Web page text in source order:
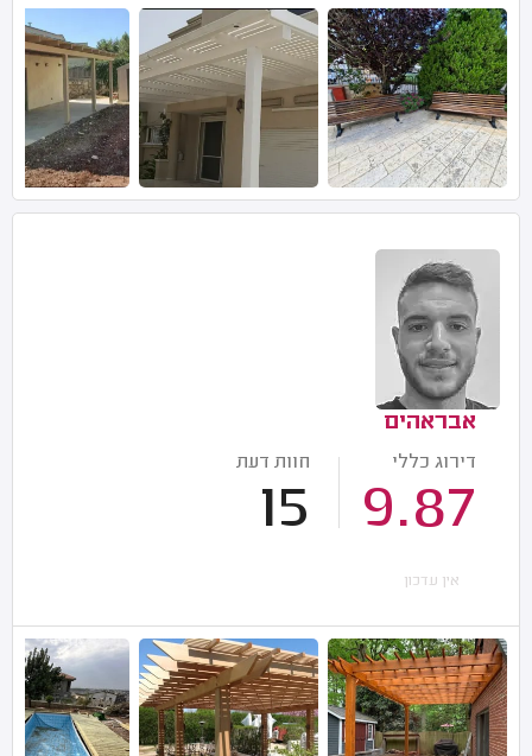
אבראהים
דירוג כללי
9.87
חוות דעת
15
אין עדכון